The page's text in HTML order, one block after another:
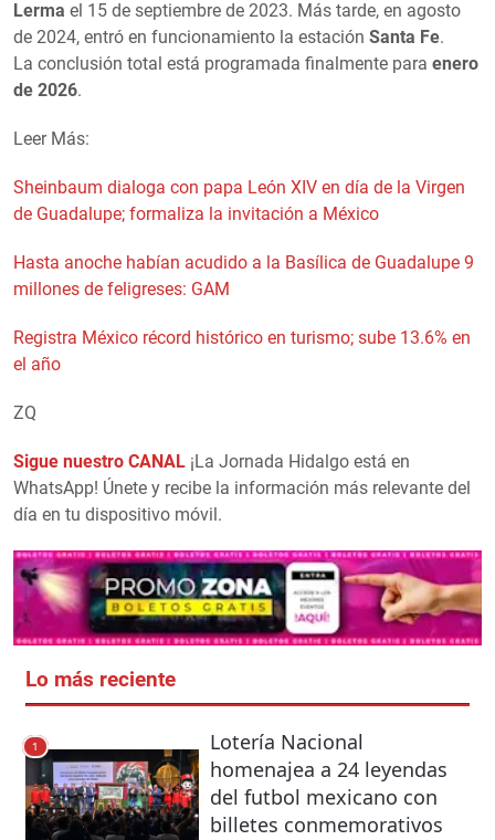
Lerma el 15 de septiembre de 2023. Más tarde, en agosto
de 2024, entró en funcionamiento la estación Santa Fe.
La conclusión total está programada finalmente para enero
de 2026.
Leer Más:
Sheinbaum dialoga con papa León XIV en día de la Virgen
de Guadalupe; formaliza la invitación a México
Hasta anoche habían acudido a la Basílica de Guadalupe 9
millones de feligreses: GAM
Registra México récord histórico en turismo; sube 13.6% en
el año
ZQ
Sigue nuestro CANAL ¡La Jornada Hidalgo está en
WhatsApp! Únete y recibe la información más relevante del
día en tu dispositivo móvil.
Lo más reciente
1
Lotería Nacional
homenajea a 24 leyendas
del futbol mexicano con
billetes conmemorativos